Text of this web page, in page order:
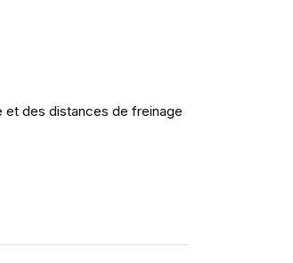
et des distances de freinage